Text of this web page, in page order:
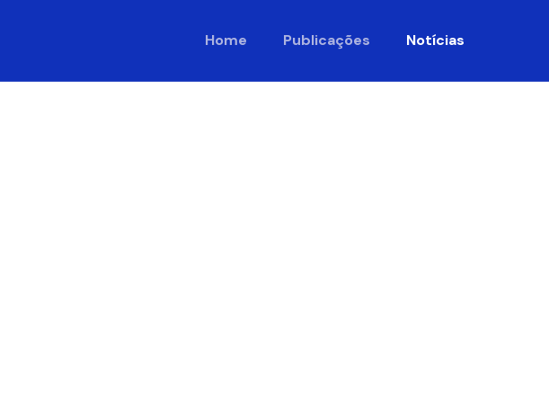
Home Publicações Notícias